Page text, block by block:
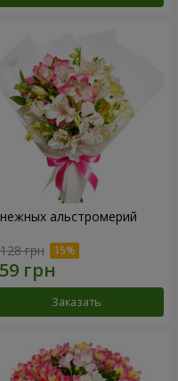
альстромерий
грн
Заказать